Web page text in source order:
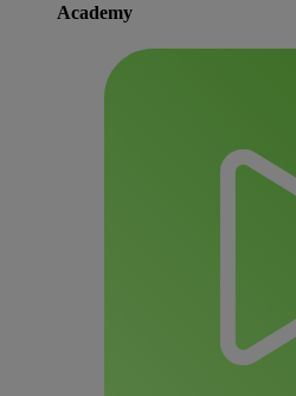
Academy